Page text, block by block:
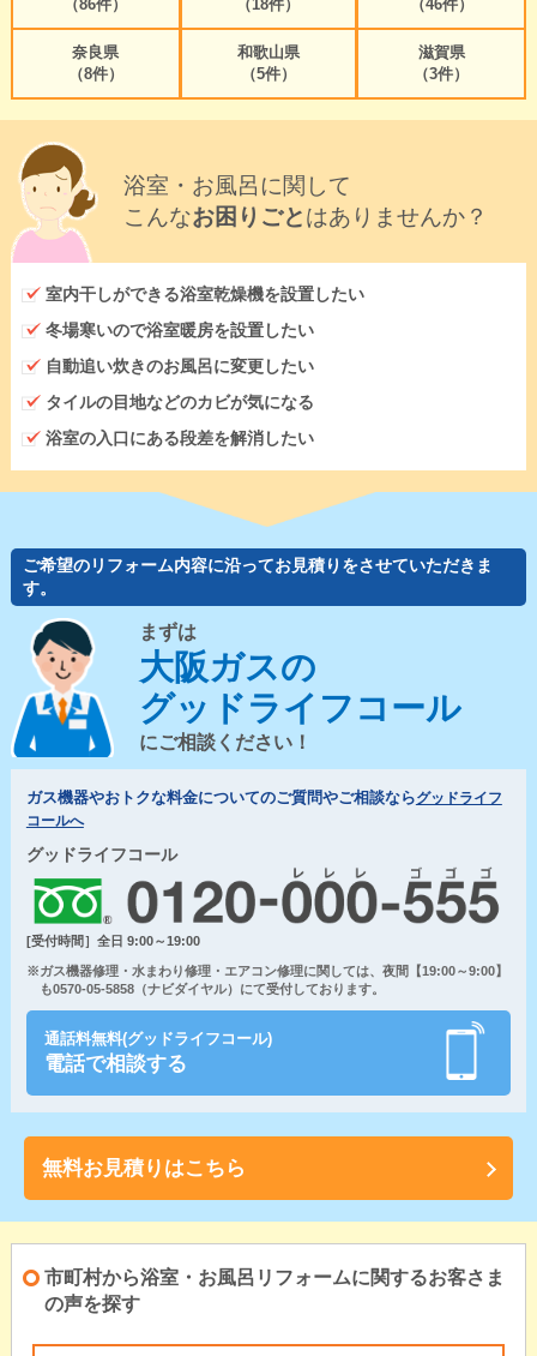
（86件） （18件） （46件）
奈良県
（8件）
和歌山県
（5件）
滋賀県
（3件）
浴室・お風呂に関して
こんなお困りごとはありませんか？
室内干しができる浴室乾燥機を設置したい
冬場寒いので浴室暖房を設置したい
自動追い炊きのお風呂に変更したい
タイルの目地などのカビが気になる
浴室の入口にある段差を解消したい
ご希望のリフォーム内容に沿ってお見積りをさせていただきま
す。
まずは
大阪ガスの
グッドライフコール
にご相談ください！
ガス機器やおトクな料金についてのご質問やご相談ならグッドライフ
コールへ
グッドライフコール
[受付時間］全日 9:00～19:00
※ガス機器修理・水まわり修理・エアコン修理に関しては、夜間【19:00～9:00】
も0570-05-5858（ナビダイヤル）にて受付しております。
通話料無料(グッドライフコール)
電話で相談する
無料お見積りはこちら
市町村から浴室・お風呂リフォームに関するお客さま
の声を探す